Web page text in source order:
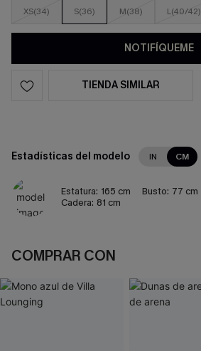
XS(34) S(36) M(38) L(40/42)
NOTIFÍQUEME
TIENDA SIMILAR
Estadísticas del modelo IN CM
Estatura: 165 cm Busto: 77 cm
Cadera: 81 cm
COMPRAR CON